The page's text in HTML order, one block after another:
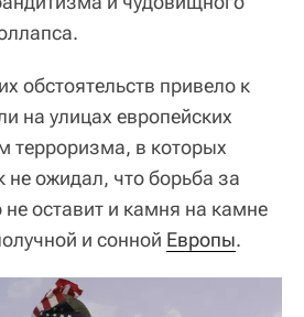
обстоятельств привело к
на улицах европейских
терроризма, в которых
не ожидал, что борьба за
оставит и камня на камне
и сонной Европы.